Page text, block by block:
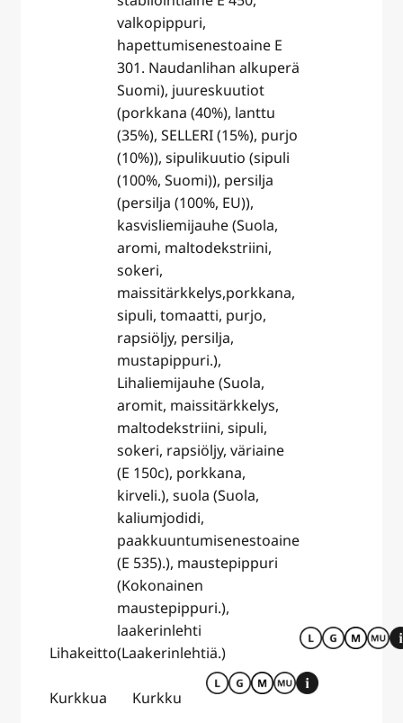
Lihakeitto
valkopippuri,
hapettumisenestoaine E
301. Naudanlihan alkuperä
Suomi), juureskuutiot
(porkkana (40%), lanttu
(35%), SELLERI (15%), purjo
(10%)), sipulikuutio (sipuli
(100%, Suomi)), persilja
(persilja (100%, EU)),
kasvisliemijauhe (Suola,
aromi, maltodekstriini,
sokeri,
maissitärkkelys,porkkana,
sipuli, tomaatti, purjo,
rapsiöljy, persilja,
mustapippuri.),
Lihaliemijauhe (Suola,
aromit, maissitärkkelys,
maltodekstriini, sipuli,
sokeri, rapsiöljy, väriaine
(E 150c), porkkana,
kirveli.), suola (Suola,
kaliumjodidi,
paakkuuntumisenestoaine
(E 535).), maustepippuri
(Kokonainen
maustepippuri.),
laakerinlehti
(Laakerinlehtiä.)
Kurkkua Kurkku